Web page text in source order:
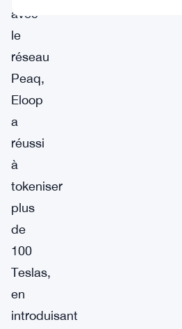
avec
le
réseau
Peaq,
Eloop
a
réussi
à
tokeniser
plus
de
100
Teslas,
en
introduisant